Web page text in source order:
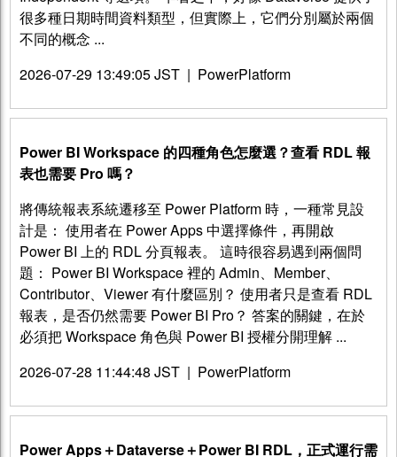
很多種日期時間資料類型，但實際上，它們分別屬於兩個
不同的概念 ...
2026-07-29 13:49:05 JST | PowerPlatform
Power BI Workspace 的四種角色怎麼選？查看 RDL 報
表也需要 Pro 嗎？
將傳統報表系統遷移至 Power Platform 時，一種常見設
計是： 使用者在 Power Apps 中選擇條件，再開啟
Power BI 上的 RDL 分頁報表。 這時很容易遇到兩個問
題： Power BI Workspace 裡的 Admin、Member、
Contributor、Viewer 有什麼區別？ 使用者只是查看 RDL
報表，是否仍然需要 Power BI Pro？ 答案的關鍵，在於
必須把 Workspace 角色與 Power BI 授權分開理解 ...
2026-07-28 11:44:48 JST | PowerPlatform
Power Apps＋Dataverse＋Power BI RDL，正式運行需